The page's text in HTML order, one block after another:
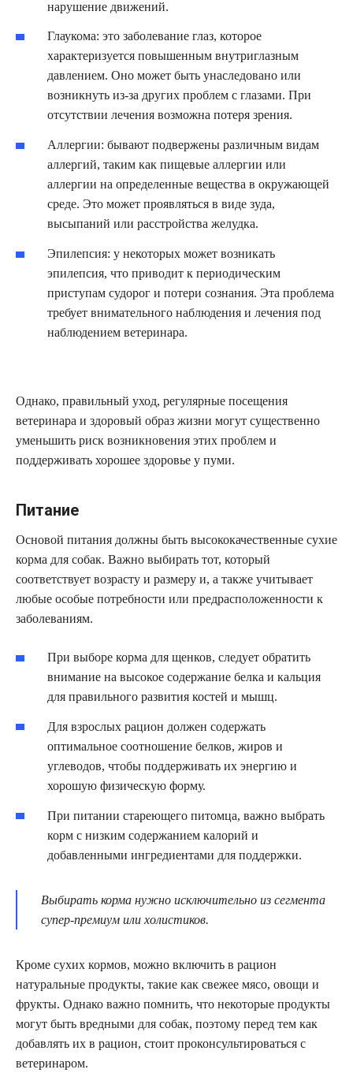
нарушение движений.
Глаукома: это заболевание глаз, которое
характеризуется повышенным внутриглазным
давлением. Оно может быть унаследовано или
возникнуть из-за других проблем с глазами. При
отсутствии лечения возможна потеря зрения.
Аллергии: бывают подвержены различным видам
аллергий, таким как пищевые аллергии или
аллергии на определенные вещества в окружающей
среде. Это может проявляться в виде зуда,
высыпаний или расстройства желудка.
Эпилепсия: у некоторых может возникать
эпилепсия, что приводит к периодическим
приступам судорог и потери сознания. Эта проблема
требует внимательного наблюдения и лечения под
наблюдением ветеринара.
Однако, правильный уход, регулярные посещения
ветеринара и здоровый образ жизни могут существенно
уменьшить риск возникновения этих проблем и
поддерживать хорошее здоровье у пуми.
Питание
Основой питания должны быть высококачественные сухие
корма для собак. Важно выбирать тот, который
соответствует возрасту и размеру и, а также учитывает
любые особые потребности или предрасположенности к
заболеваниям.
При выборе корма для щенков, следует обратить
внимание на высокое содержание белка и кальция
для правильного развития костей и мышц.
Для взрослых рацион должен содержать
оптимальное соотношение белков, жиров и
углеводов, чтобы поддерживать их энергию и
хорошую физическую форму.
При питании стареющего питомца, важно выбрать
корм с низким содержанием калорий и
добавленными ингредиентами для поддержки.
Выбирать корма нужно исключительно из сегмента
супер-премиум или холистиков.
Кроме сухих кормов, можно включить в рацион
натуральные продукты, такие как свежее мясо, овощи и
фрукты. Однако важно помнить, что некоторые продукты
могут быть вредными для собак, поэтому перед тем как
добавлять их в рацион, стоит проконсультироваться с
ветеринаром.